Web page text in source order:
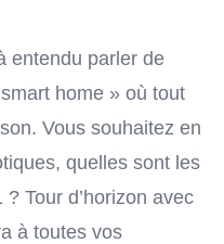
entendu parler de
home » où tout
Vous souhaitez en
quelles sont les
Tour d’horizon avec
à toutes vos